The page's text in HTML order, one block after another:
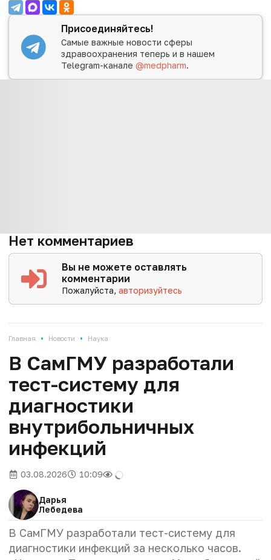
Присоединяйтесь!
Самые важные новости сферы
здравоохранения теперь и в нашем
Telegram-канале@medpharm.
Нет комментариев
Вы не можете оставлять
комментарии
Пожалуйста,авторизуйтесь
Главная • Новости • Наука
В СамГМУ разработали
тест-систему для
диагностики
внутрибольничных
инфекций
03.08.2026 10:09
Дарья
Лебедева
В СамГМУ разработали тест-систему для
диагностики инфекций за несколько часов.